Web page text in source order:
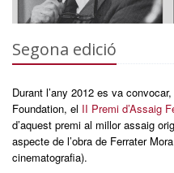
Segona edició
Durant l’any 2012 es va
Foundation, el II Premi d’Assaig
d’aquest premi al millor assaig
aspecte de l’obra de Ferrater
cinematografia).